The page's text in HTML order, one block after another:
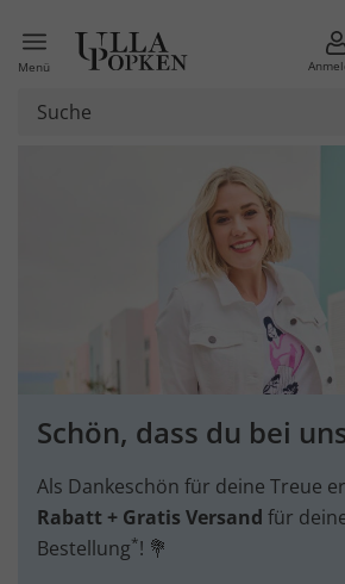
Menü
Schön, dass du bei
Als Dankeschön für deine Treue
Rabatt + Gratis Versand für
Bestellung*! 💐